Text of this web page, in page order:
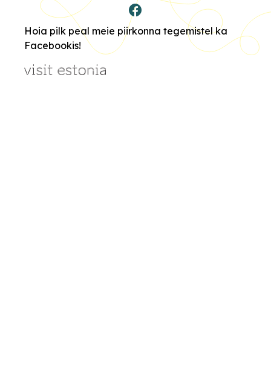
Hoia pilk peal meie piirkonna tegemistel ka
Facebookis!